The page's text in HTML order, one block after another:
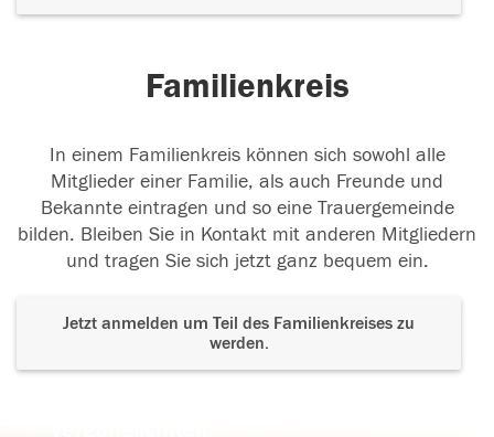
Familienkreis
In einem Familienkreis können sich sowohl alle
Mitglieder einer Familie, als auch Freunde und
Bekannte eintragen und so eine Trauergemeinde
bilden. Bleiben Sie in Kontakt mit anderen Mitgliedern
und tragen Sie sich jetzt ganz bequem ein.
Jetzt anmelden um Teil des Familienkreises zu
werden.